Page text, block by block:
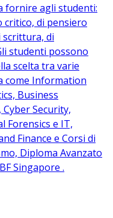
fornire agli studenti:
critico, di pensiero
scrittura, di
studenti possono
scelta tra varie
come Information
Business
Security,
Forensics e IT,
Finance e Corsi di
Diploma Avanzato
Singapore .